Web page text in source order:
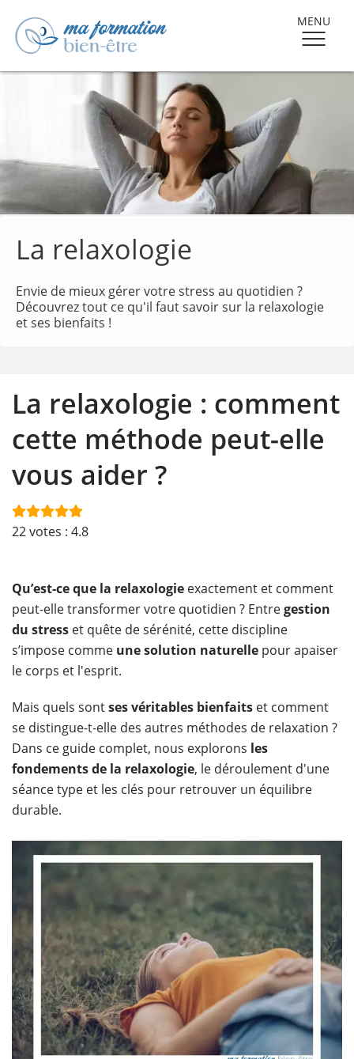
MENU
La relaxologie
Envie de mieux gérer votre stress au quotidien ?
Découvrez tout ce qu'il faut savoir sur la relaxologie
et ses bienfaits !
La relaxologie : comment
cette méthode peut-elle
vous aider ?
22votes : 4.8
Qu’est-ce que la relaxologie exactement et comment
peut-elle transformer votre quotidien ? Entregestion
du stress et quête de sérénité, cette discipline
s’impose comme une solution naturelle pour apaiser
le corps et l'esprit.
Mais quels sontses véritables bienfaits et comment
se distingue-t-elle des autres méthodes de relaxation ?
Dans ce guide complet, nous explorons les
fondements de la relaxologie, le déroulement d'une
séance type et les clés pour retrouver un équilibre
durable.